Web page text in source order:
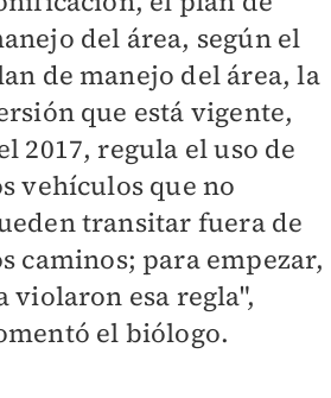
del área, según el
de manejo del área, la
que está vigente,
2017, regula el uso de
vehículos que no
transitar fuera de
caminos; para empezar,
violaron esa regla",
el biólogo.